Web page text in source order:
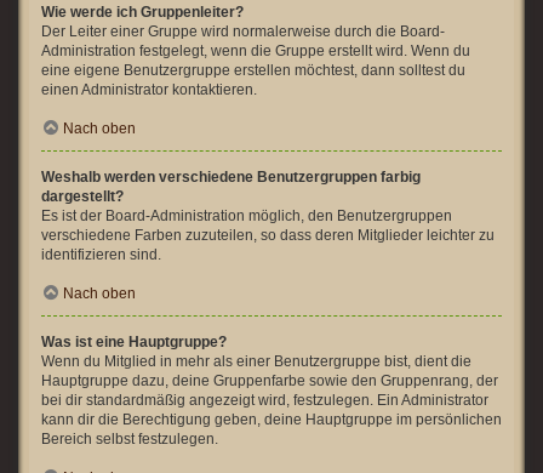
Wie werde ich Gruppenleiter?
Der Leiter einer Gruppe wird normalerweise durch die Board-
Administration festgelegt, wenn die Gruppe erstellt wird. Wenn du
eine eigene Benutzergruppe erstellen möchtest, dann solltest du
einen Administrator kontaktieren.
Nach oben
Weshalb werden verschiedene Benutzergruppen farbig
dargestellt?
Es ist der Board-Administration möglich, den Benutzergruppen
verschiedene Farben zuzuteilen, so dass deren Mitglieder leichter zu
identifizieren sind.
Nach oben
Was ist eine Hauptgruppe?
Wenn du Mitglied in mehr als einer Benutzergruppe bist, dient die
Hauptgruppe dazu, deine Gruppenfarbe sowie den Gruppenrang, der
bei dir standardmäßig angezeigt wird, festzulegen. Ein Administrator
kann dir die Berechtigung geben, deine Hauptgruppe im persönlichen
Bereich selbst festzulegen.